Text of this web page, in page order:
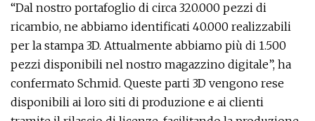
“Dal nostro portafoglio di circa 320.000 pezzi di
ricambio, ne abbiamo identificati 40.000 realizzabili
per la stampa 3D. Attualmente abbiamo più di 1.500
pezzi disponibili nel nostro magazzino digitale”, ha
confermato Schmid. Queste parti 3D vengono rese
disponibili ai loro siti di produzione e ai clienti